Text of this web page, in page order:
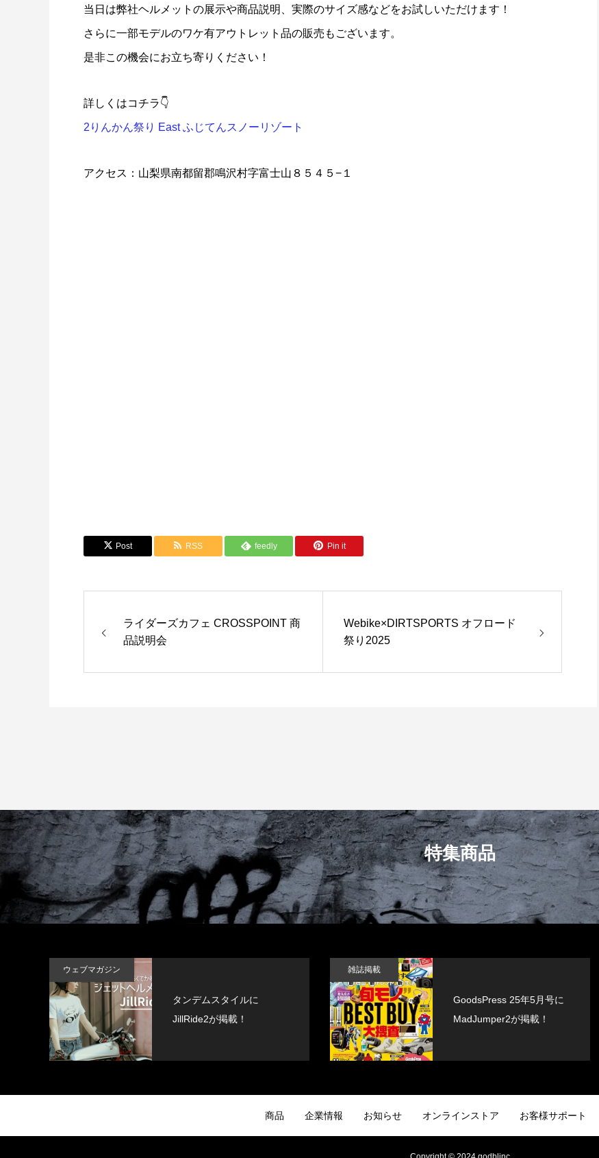
当日は弊社ヘルメットの展示や商品説明、実際のサイズ感などをお試しいただけます！
さらに一部モデルのワケ有アウトレット品の販売もございます。
是非この機会にお立ち寄りください！
詳しくはコチラ👇
2りんかん祭り East ふじてんスノーリゾート
アクセス：山梨県南都留郡鳴沢村字富士山８５４５−１
Post RSS feedly Pin it
ライダーズカフェ CROSSPOINT 商
品説明会
Webike×DIRTSPORTS オフロード
祭り2025
特集商品
ウェブマガジン
タンデムスタイルに
JillRide2が掲載！
雑誌掲載
GoodsPress 25年5月号に
MadJumper2が掲載！
商品 企業情報 お知らせ オンラインストア お客様サポート